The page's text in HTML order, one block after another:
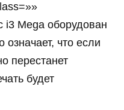
i3 Mega оборудован
что если
перестанет
будет